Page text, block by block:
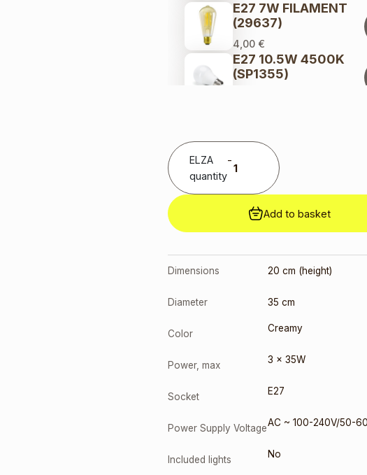
E27 7W FILAMENT
(29637)
4,00 €
E27 10.5W 4500K
(SP1355)
ELZA
quantity
-
Add to basket
Dimensions 20 cm (height)
Diameter 35 cm
Color Creamy
Power, max 3 x 35W
Socket E27
Power Supply VoltageAC ~ 100-240V/50-
Included lights No